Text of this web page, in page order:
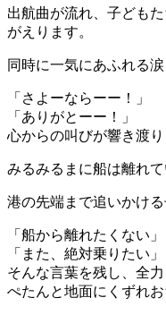
出航曲が流れ、子ども
がえります。
同時に一気にあふれる涙
「さよーならーー！」
「ありがとーー！」
心からの叫びが響き渡り
みるみるまに船は離れて
港の先端まで追いかけ
「船から離れたくない」
「また、絶対乗りたい」
そんな言葉を残し、全
ぺたんと地面にくずれお